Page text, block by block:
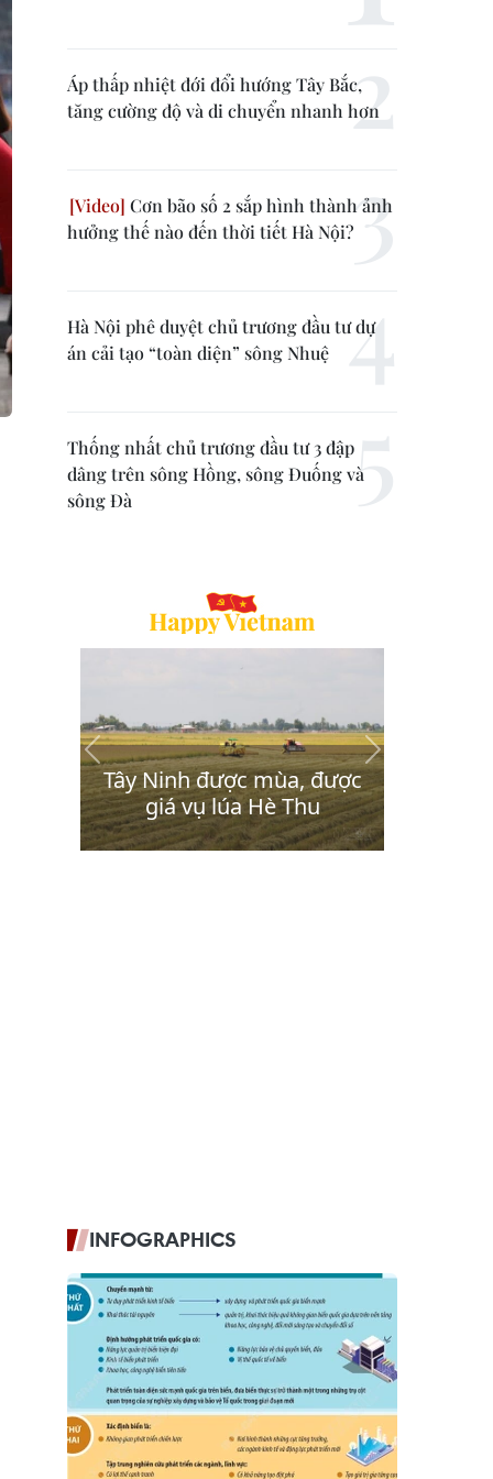
Áp thấp nhiệt đới đổi hướng Tây Bắc,
tăng cường độ và di chuyển nhanh hơn
Cơn bão số 2 sắp hình thành ảnh
hưởng thế nào đến thời tiết Hà Nội?
Hà Nội phê duyệt chủ trương đầu tư dự
án cải tạo “toàn diện” sông Nhuệ
Thống nhất chủ trương đầu tư 3 đập
dâng trên sông Hồng, sông Đuống và
sông Đà
INFOGRAPHICS